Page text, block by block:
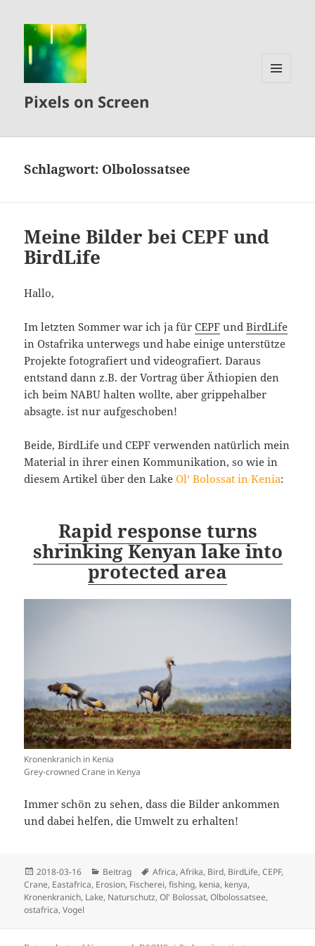
Pixels on Screen
Schlagwort: Olbolossatsee
Meine Bilder bei CEPF und
BirdLife
Hallo,
Im letzten Sommer war ich ja fürCEPF undBirdLife
in Ostafrika unterwegs und habe einige unterstütze
Projekte fotografiert und videografiert. Daraus
entstand dann z.B. der Vortrag über Äthiopien den
ich beim NABU halten wollte, aber grippehalber
absagte. ist nur aufgeschoben!
Beide, BirdLife und CEPF verwenden natürlich mein
Material in ihrer einen Kommunikation, so wie in
diesem Artikel über den LakeOl‘ Bolossat in Kenia:
Rapid response turns
shrinking Kenyan lake into
protected area
Kronenkranich in Kenia
Grey-crowned Crane in Kenya
Immer schön zu sehen, dass die Bilder ankommen
und dabei helfen, die Umwelt zu erhalten!
Veröffentlicht
am
2018-03-16 Kategorien
Beitrag Schlagwörter
Africa,Afrika, Bird, BirdLife,CEPF,
Crane, Eastafrica, Erosion, Fischerei,fishing, kenia, kenya,
Kronenkranich, Lake, Naturschutz,Ol' Bolossat,Olbolossatsee,
ostafrica,Vogel